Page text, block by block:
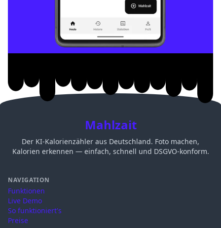
Mahlzait
Der KI-Kalorienzähler aus Deutschland. Foto machen,
Kalorien erkennen — einfach, schnell und DSGVO-konform.
NAVIGATION
Funktionen
Live Demo
So funktioniert's
Preise